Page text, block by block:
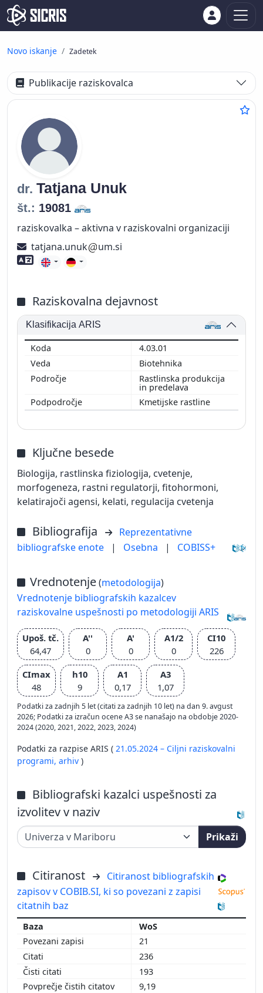
Novo iskanje Zadetek
Publikacije raziskovalca
dr. Tatjana Unuk
št.: 19081
raziskovalka – aktivna v raziskovalni organizaciji
tatjana.unuk
um.si
Znanje tujih jezikov
Raziskovalna dejavnost
Klasifikacija ARIS
4.03.01
Biotehnika
Rastlinska produkcija
in predelava
Kmetijske rastline
Ključne besede
Biologija, rastlinska fiziologija, cvetenje,
morfogeneza, rastni regulatorji, fitohormoni,
kelatirajoči agensi, kelati, regulacija cvetenja
Bibliografija
Reprezentativne
bibliografske enote
| Osebna | COBISS+
Vrednotenje(metodologija)
Vrednotenje bibliografskih kazalcev
raziskovalne uspešnosti po metodologiji ARIS
Upoš. tč.
64,47
A''
0
A'
0
A1/2
0
CI10
226
CImax
48
h10
9
A1
0,17
A3
1,07
Podatki za zadnjih 5 let (citati za zadnjih 10 let) na dan 9. avgust
2026; Podatki za izračun ocene A3 se nanašajo na obdobje 2020-
2024 (2020, 2021, 2022, 2023, 2024)
Podatki za razpise ARIS ( 21.05.2024 – Ciljni raziskovalni
programi, arhiv )
Bibliografski kazalci uspešnosti za
izvolitev v naziv
Prikaži
Citiranost
Citiranost bibliografskih
zapisov v COBIB.SI, ki so povezani z zapisi
citatnih baz
WoS
21
236
193
9,19